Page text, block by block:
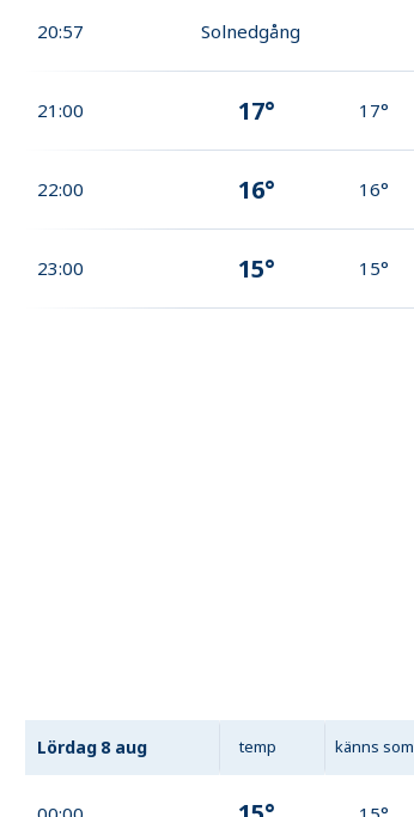
20:57 Solnedgång
21:00 17° 17°
22:00 16° 16°
23:00 15° 15°
Lördag 8 aug temp känns som